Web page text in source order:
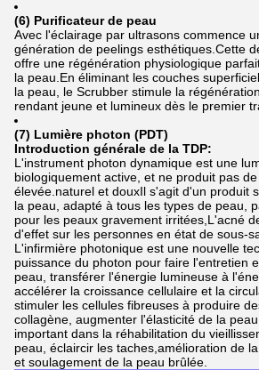
(6) Purificateur de peau
Avec l'éclairage par ultrasons commence
génération de peelings esthétiques.Cette
offre une régénération physiologique
la peau.En éliminant les couches
la peau, le Scrubber stimule la
rendant jeune et lumineux dès le premier
(7) Lumière photon (PDT)
Introduction générale de la TDP:
L'instrument photon dynamique est une
biologiquement active, et ne produit pas
élevée.naturel et douxIl s'agit d'un produit
la peau, adapté à tous les types de peau,
pour les peaux gravement irritées,L'acné
d'effet sur les personnes en état de sous-
L'infirmière photonique est une nouvelle
puissance du photon pour faire l'entretien
peau, transférer l'énergie lumineuse à
accélérer la croissance cellulaire et la
stimuler les cellules fibreuses à produire
collagène, augmenter l'élasticité de la
important dans la réhabilitation du
peau, éclaircir les taches,amélioration de
et soulagement de la peau brûlée.